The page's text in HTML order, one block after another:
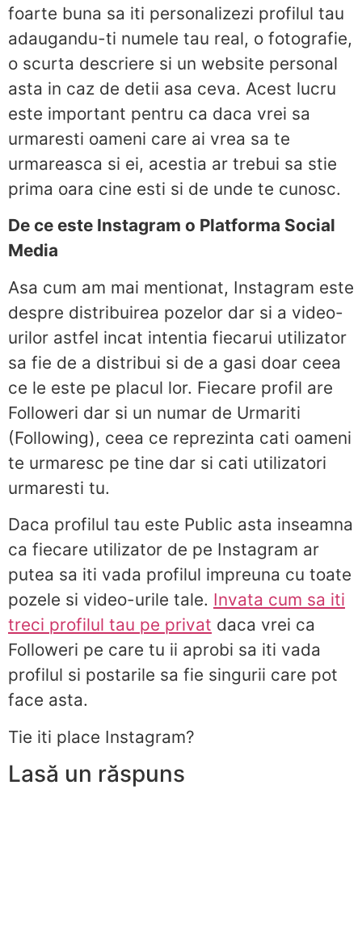
foarte buna sa iti personalizezi profilul tau
adaugandu-ti numele tau real, o fotografie,
o scurta descriere si un website personal
asta in caz de detii asa ceva. Acest lucru
este important pentru ca daca vrei sa
urmaresti oameni care ai vrea sa te
urmareasca si ei, acestia ar trebui sa stie
prima oara cine esti si de unde te cunosc.
De ce este Instagram o Platforma Social
Media
Asa cum am mai mentionat, Instagram este
despre distribuirea pozelor dar si a video-
urilor astfel incat intentia fiecarui utilizator
sa fie de a distribui si de a gasi doar ceea
ce le este pe placul lor. Fiecare profil are
Followeri dar si un numar de Urmariti
(Following), ceea ce reprezinta cati oameni
te urmaresc pe tine dar si cati utilizatori
urmaresti tu.
Daca profilul tau este Public asta inseamna
ca fiecare utilizator de pe Instagram ar
putea sa iti vada profilul impreuna cu toate
pozele si video-urile tale. Invata cum sa iti
treci profilul tau pe privat daca vrei ca
Followeri pe care tu ii aprobi sa iti vada
profilul si postarile sa fie singurii care pot
face asta.
Tie iti place Instagram?
Lasă un răspuns